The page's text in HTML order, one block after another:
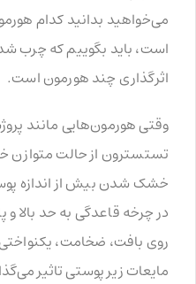
می‌خواهید بدانید کدام
است، باید بگوییم که
اثرگذاری چند هورمون است.
وقتی هورمون‌هایی مانند
تستسترون از حالت متوازن
خشک شدن بیش از اندازه
در چرخه قاعدگی به حد بالا
روی بافت، ضخامت،
مایعات زیر پوستی تاثیر